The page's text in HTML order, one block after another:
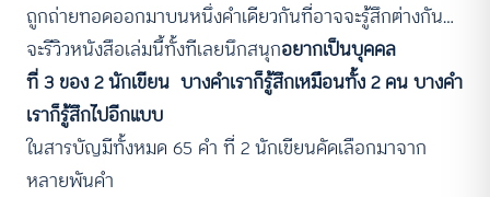
ถูกถ่ายทอดออกมาบนหนึ่งคำเดียวกันที่อาจจะรู้สึกต่างกัน…
จะรีวิวหนังสือเล่มนี้ทั้งทีเลยนึกสนุกอยากเป็นบุคคล
ที่ 3 ของ 2 นักเขียน บางคำเราก็รู้สึกเหมือนทั้ง 2 คน บางคำ
เราก็รู้สึกไปอีกแบบ
ในสารบัญมีทั้งหมด 65 คำ ที่ 2 นักเขียนคัดเลือกมาจาก
หลายพันคำ